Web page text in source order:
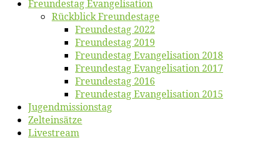
Freun­des­tag Evangelisation
Rück­blick Freundestage
Freun­des­tag 2022
Freun­des­tag 2019
Freun­des­tag Evan­ge­li­sa­ti­on 2018
Freun­des­tag Evan­ge­li­sa­ti­on 2017
Freun­des­tag 2016
Freun­des­tag Evan­ge­li­sa­ti­on 2015
Jugend­mis­sions­tag
Zelt­ein­sät­ze
Live­stream